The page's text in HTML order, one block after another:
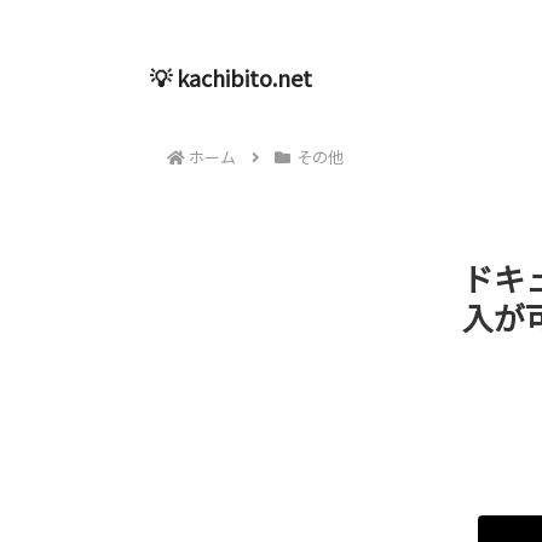
💡 kachibito.net
ホーム その他
ド
入が